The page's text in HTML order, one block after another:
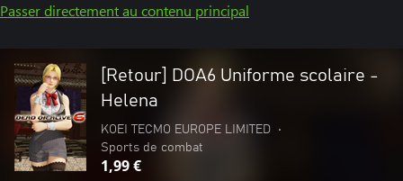
Passer directement au contenu principal
[Retour] DOA6 Uniforme scolaire -
Helena
KOEI TECMO EUROPE LIMITED
•
Sports de combat
1,99 €